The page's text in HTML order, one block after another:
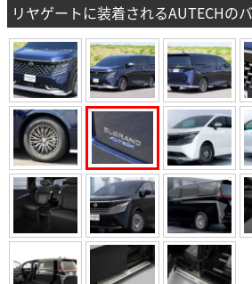
リヤゲートに装着されるAUTECHのバ